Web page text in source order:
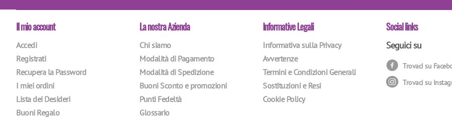
Il mio account
Accedi
Registrati
Recupera la Password
I miei ordini
Lista dei Desideri
Buoni Regalo
La nostra Azienda
Chi siamo
Modalità di Pagamento
Modalità di Spedizione
Buoni Sconto e promozioni
Punti Fedeltà
Glossario
Informative Legali
Informativa sulla Privacy
Avvertenze
Termini e Condizioni Generali
Sostituzioni e Resi
Cookie Policy
Social links
Seguici su
Trovaci su
Trovaci su